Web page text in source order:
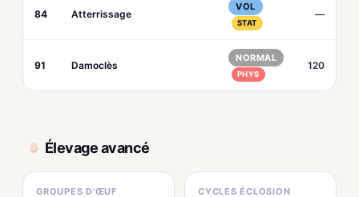
84 Atterrissage
VOL
STAT
—
91 Damoclès
NORMAL
PHYS
120
Élevage avancé
GROUPES D'ŒUF CYCLES ÉCLOSION